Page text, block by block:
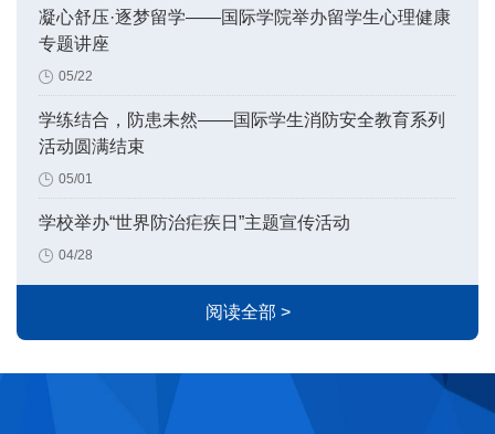
凝心舒压·逐梦留学——国际学院举办留学生心理健康
专题讲座
05/22
学练结合，防患未然——国际学生消防安全教育系列
活动圆满结束
05/01
学校举办“世界防治疟疾日”主题宣传活动
04/28
阅读全部 >